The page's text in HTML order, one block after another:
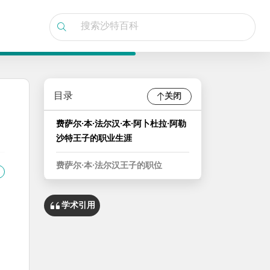
目录 关闭
费萨尔·本·法尔汉·本·阿卜杜拉·阿勒
沙特王子的职业生涯
费萨尔·本·法尔汉王子的职位
学术引用